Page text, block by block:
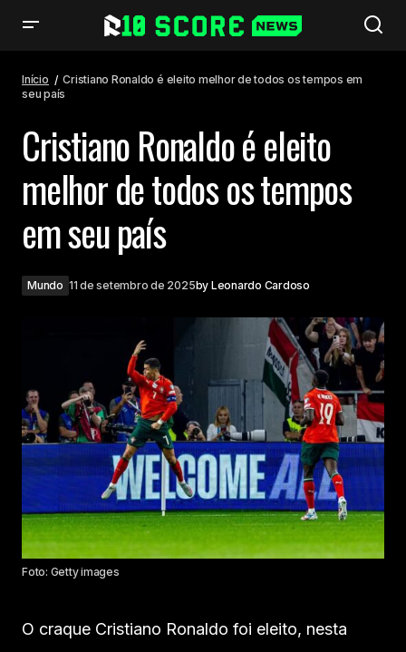
Início
Cristiano Ronaldo é eleito melhor de todos os tempos em
seu país
Cristiano Ronaldo é eleito
melhor de todos os tempos
em seu país
Mundo 11 de setembro de 2025by Leonardo Cardoso
Foto: Getty images
O craque Cristiano Ronaldo foi eleito, nesta